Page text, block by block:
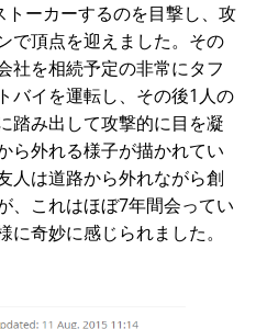
トーカーするのを目撃し、攻
で頂点を迎えました。その
社を相続予定の非常にタフ
バイを運転し、その後1人の
踏み出して攻撃的に目を凝
ら外れる様子が描かれてい
人は道路から外れながら創
、これはほぼ7年間会ってい
奇妙に感じられました。